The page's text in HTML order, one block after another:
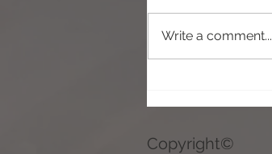
Write a comment...
Copyright©